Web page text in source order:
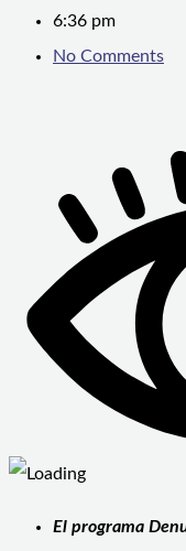
6:36 pm
No Comments
El programa